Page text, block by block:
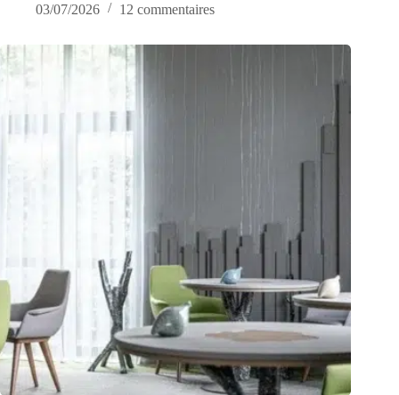
03/07/2026
12 commentaires